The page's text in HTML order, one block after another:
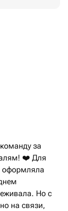
за
❤️ Для
оформляла
Но с
на связи,